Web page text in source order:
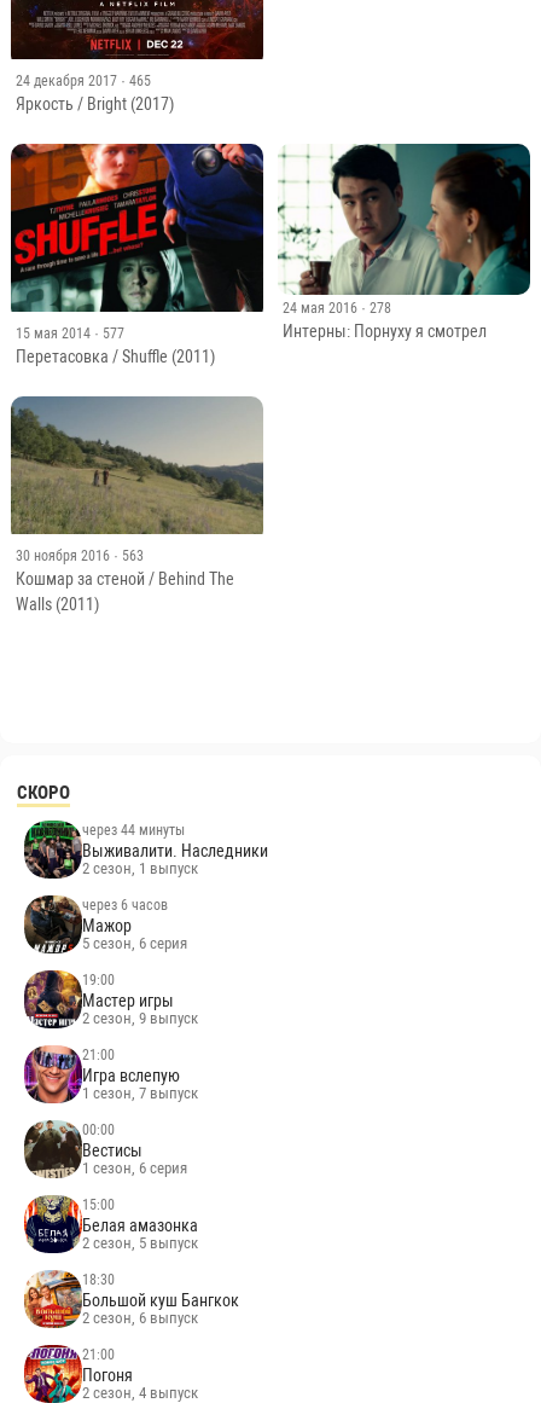
24 декабря 2017 · 465
Яркость / Bright (2017)
15 мая 2014 · 577
Перетасовка / Shuffle (2011)
24 мая 2016 · 278
Интерны: Порнуху я смотрел
30 ноября 2016 · 563
Кошмар за стеной / Behind The
Walls (2011)
СКОРО
через 44 минуты
Выживалити. Наследники
2 сезон, 1 выпуск
через 6 часов
Мажор
5 сезон, 6 серия
19:00
Мастер игры
2 сезон, 9 выпуск
21:00
Игра вслепую
1 сезон, 7 выпуск
00:00
Вестисы
1 сезон, 6 серия
15:00
Белая амазонка
2 сезон, 5 выпуск
18:30
Большой куш Бангкок
2 сезон, 6 выпуск
21:00
Погоня
2 сезон, 4 выпуск